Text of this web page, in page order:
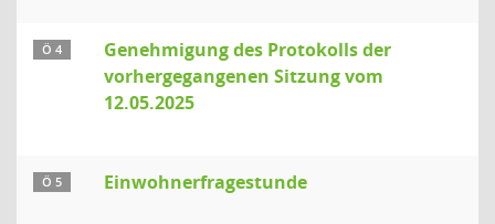
Ö 4
Genehmigung des Protokolls der
vorhergegangenen Sitzung vom
12.05.2025
Ö 5 Einwohnerfragestunde